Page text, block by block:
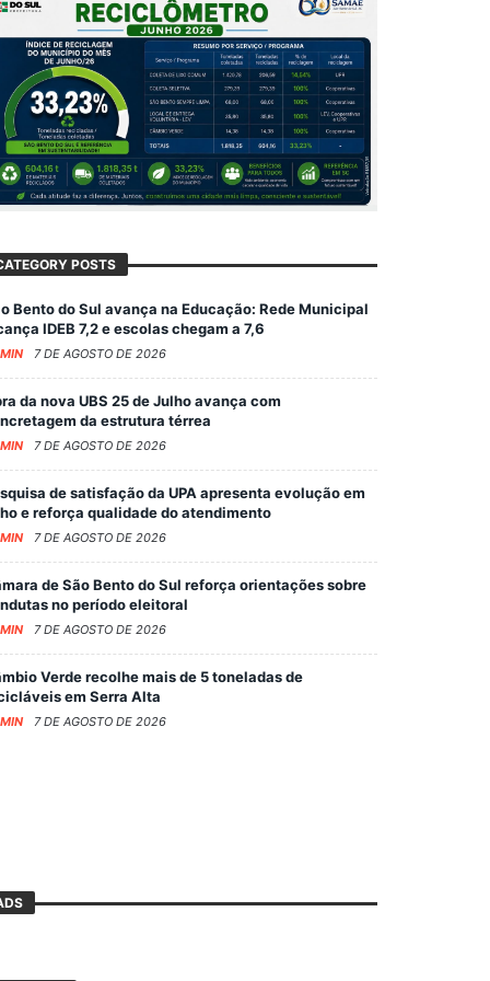
POSTS
Bento do Sul avança na Educação: Rede Municipal
IDEB 7,2 e escolas chegam a 7,6
7 DE AGOSTO DE 2026
da nova UBS 25 de Julho avança com
da estrutura térrea
7 DE AGOSTO DE 2026
de satisfação da UPA apresenta evolução em
e reforça qualidade do atendimento
7 DE AGOSTO DE 2026
de São Bento do Sul reforça orientações sobre
no período eleitoral
7 DE AGOSTO DE 2026
Verde recolhe mais de 5 toneladas de
em Serra Alta
7 DE AGOSTO DE 2026